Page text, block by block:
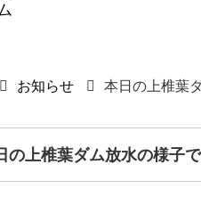
お知らせ 本日の上椎葉
の上椎葉ダム放水の様子で